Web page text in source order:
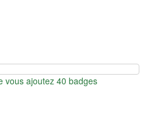
vous ajoutez 40 badges